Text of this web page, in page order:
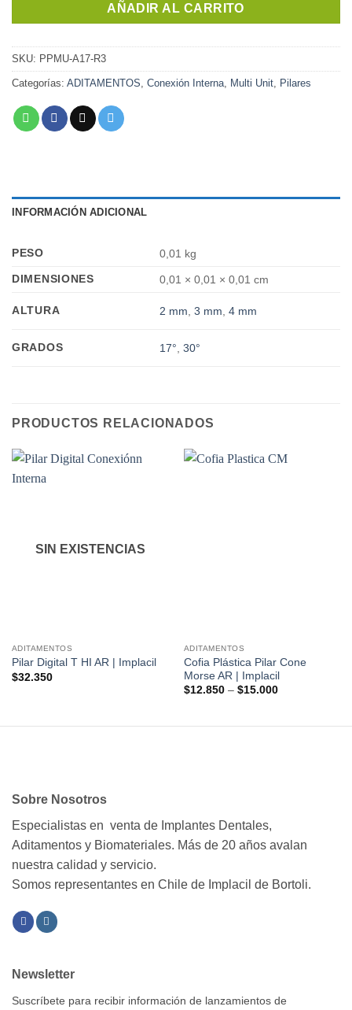
AÑADIR AL CARRITO
SKU: PPMU-A17-R3
Categorías: ADITAMENTOS, Conexión Interna, Multi Unit, Pilares
INFORMACIÓN ADICIONAL
PESO
0,01 kg
DIMENSIONES
0,01 × 0,01 × 0,01 cm
ALTURA 2 mm,3 mm,4 mm
GRADOS 17°,30°
PRODUCTOS RELACIONADOS
SIN EXISTENCIAS
ADITAMENTOS
Pilar Digital T HI AR | Implacil
$32.350
ADITAMENTOS
Cofia Plástica Pilar Cone
Morse AR | Implacil
$12.850– $15.000
Sobre Nosotros
Especialistas en venta de Implantes Dentales,
Aditamentos y Biomateriales. Más de 20 años avalan
nuestra calidad y servicio.
Somos representantes en Chile de Implacil de Bortoli.
Newsletter
Suscríbete para recibir información de lanzamientos de